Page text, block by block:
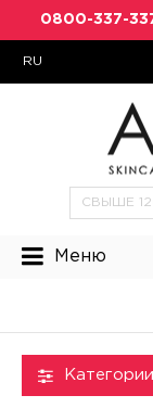
0800-337-
RU
Меню